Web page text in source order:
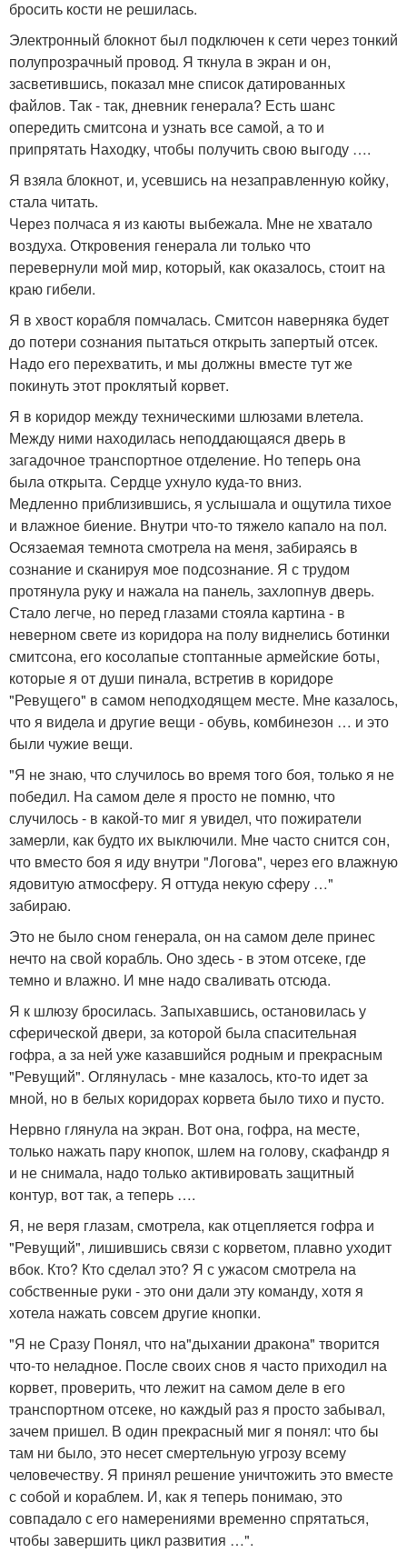
бросить кости не решилась.
Электронный блокнот был подключен к сети через тонкий
полупрозрачный провод. Я ткнула в экран и он,
засветившись, показал мне список датированных
файлов. Так - так, дневник генерала? Есть шанс
опередить смитсона и узнать все самой, а то и
припрятать Находку, чтобы получить свою выгоду ….
Я взяла блокнот, и, усевшись на незаправленную койку,
стала читать.
Через полчаса я из каюты выбежала. Мне не хватало
воздуха. Откровения генерала ли только что
перевернули мой мир, который, как оказалось, стоит на
краю гибели.
Я в хвост корабля помчалась. Смитсон наверняка будет
до потери сознания пытаться открыть запертый отсек.
Надо его перехватить, и мы должны вместе тут же
покинуть этот проклятый корвет.
Я в коридор между техническими шлюзами влетела.
Между ними находилась неподдающаяся дверь в
загадочное транспортное отделение. Но теперь она
была открыта. Сердце ухнуло куда-то вниз.
Медленно приблизившись, я услышала и ощутила тихое
и влажное биение. Внутри что-то тяжело капало на пол.
Осязаемая темнота смотрела на меня, забираясь в
сознание и сканируя мое подсознание. Я с трудом
протянула руку и нажала на панель, захлопнув дверь.
Стало легче, но перед глазами стояла картина - в
неверном свете из коридора на полу виднелись ботинки
смитсона, его косолапые стоптанные армейские боты,
которые я от души пинала, встретив в коридоре
"Ревущего" в самом неподходящем месте. Мне казалось,
что я видела и другие вещи - обувь, комбинезон … и это
были чужие вещи.
"Я не знаю, что случилось во время того боя, только я не
победил. На самом деле я просто не помню, что
случилось - в какой-то миг я увидел, что пожиратели
замерли, как будто их выключили. Мне часто снится сон,
что вместо боя я иду внутри "Логова", через его влажную
ядовитую атмосферу. Я оттуда некую сферу …"
забираю.
Это не было сном генерала, он на самом деле принес
нечто на свой корабль. Оно здесь - в этом отсеке, где
темно и влажно. И мне надо сваливать отсюда.
Я к шлюзу бросилась. Запыхавшись, остановилась у
сферической двери, за которой была спасительная
гофра, а за ней уже казавшийся родным и прекрасным
"Ревущий". Оглянулась - мне казалось, кто-то идет за
мной, но в белых коридорах корвета было тихо и пусто.
Нервно глянула на экран. Вот она, гофра, на месте,
только нажать пару кнопок, шлем на голову, скафандр я
и не снимала, надо только активировать защитный
контур, вот так, а теперь ….
Я, не веря глазам, смотрела, как отцепляется гофра и
"Ревущий", лишившись связи с корветом, плавно уходит
вбок. Кто? Кто сделал это? Я с ужасом смотрела на
собственные руки - это они дали эту команду, хотя я
хотела нажать совсем другие кнопки.
"Я не Сразу Понял, что на"дыхании дракона" творится
что-то неладное. После своих снов я часто приходил на
корвет, проверить, что лежит на самом деле в его
транспортном отсеке, но каждый раз я просто забывал,
зачем пришел. В один прекрасный миг я понял: что бы
там ни было, это несет смертельную угрозу всему
человечеству. Я принял решение уничтожить это вместе
с собой и кораблем. И, как я теперь понимаю, это
совпадало с его намерениями временно спрятаться,
чтобы завершить цикл развития …".